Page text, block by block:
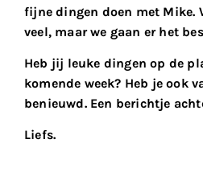
fijne dingen doen met Mike.
veel, maar we gaan er het
Heb jij leuke dingen op de
komende week? Heb je ook
benieuwd. Een berichtje
Liefs.